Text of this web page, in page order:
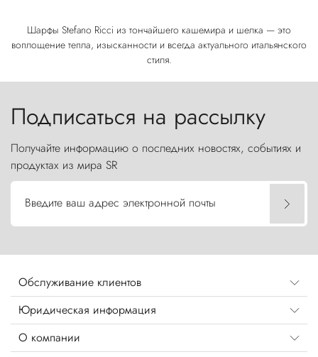
Шарфы Stefano Ricci из тончайшего кашемира и шелка — это
воплощение тепла, изысканности и всегда актуального итальянского
стиля.
Подписаться на рассылку
Получайте информацию о последних новостях, событиях и
продуктах из мира SR
Введите ваш адрес электронной почты
Обслуживание клиентов
Юридическая информация
О компании